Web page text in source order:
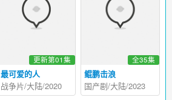
最可爱的人
更新第01集
战争片/大陆/2020
鲲鹏击浪
全35集
国产剧/大陆/2023